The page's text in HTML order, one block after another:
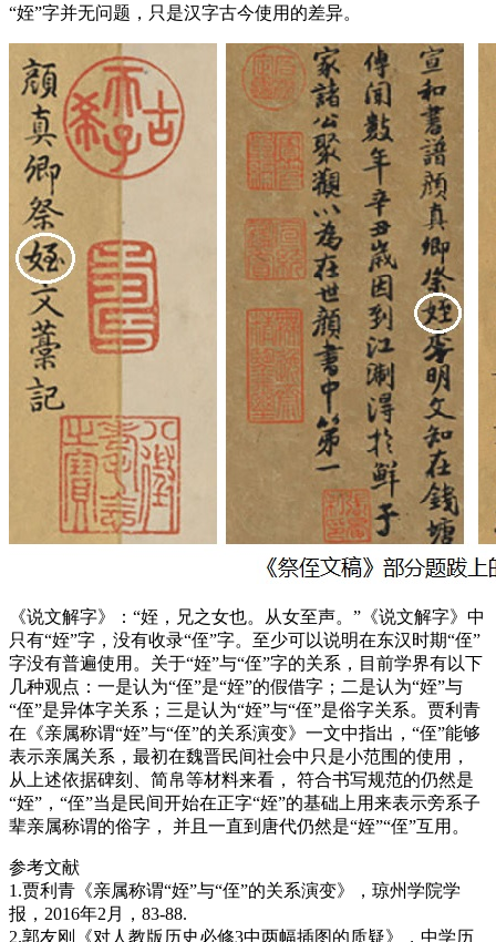
“姪”字并无问题，只是汉字古今使用的差异。
《说文解字》：“姪，兄之女也。从女至声。”《说文解字》中
只有“姪”字，没有收录“侄”字。至少可以说明在东汉时期“侄”
字没有普遍使用。关于“姪”与“侄”字的关系，目前学界有以下
几种观点：一是认为“侄”是“姪”的假借字；二是认为“姪”与
“侄”是异体字关系；三是认为“姪”与“侄”是俗字关系。贾利青
在《亲属称谓“姪”与“侄”的关系演变》一文中指出，“侄”能够
表示亲属关系，最初在魏晋民间社会中只是小范围的使用，
从上述依据碑刻、简帛等材料来看， 符合书写规范的仍然是
“姪”，“侄”当是民间开始在正字“姪”的基础上用来表示旁系子
辈亲属称谓的俗字， 并且一直到唐代仍然是“姪”“侄”互用。
参考文献
1.贾利青《亲属称谓“姪”与“侄”的关系演变》，琼州学院学
报，2016年2月，83-88.
2.郭友刚《对人教版历史必修3中两幅插图的质疑》，中学历